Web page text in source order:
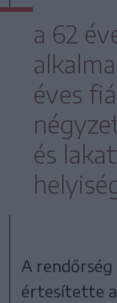
a 62
éves
és
A
értesítette a